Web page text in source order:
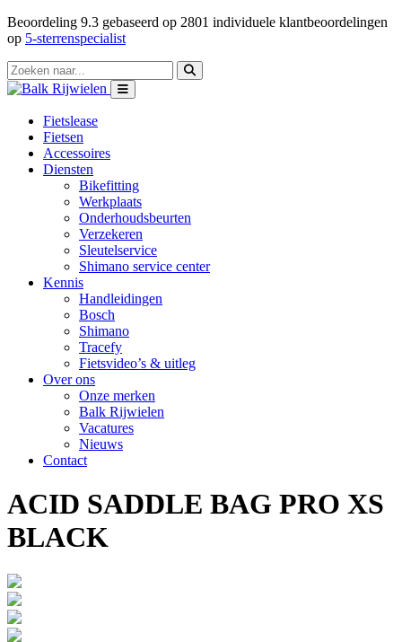
Beoordeling 9.3 gebaseerd op 2801 individuele klantbeoordelingen
op 5-sterrenspecialist
Fietslease
Fietsen
Accessoires
Diensten
Bikefitting
Werkplaats
Onderhoudsbeurten
Verzekeren
Sleutelservice
Shimano service center
Kennis
Handleidingen
Bosch
Shimano
Tracefy
Fietsvideo’s & uitleg
Over ons
Onze merken
Balk Rijwielen
Vacatures
Nieuws
Contact
ACID SADDLE BAG PRO XS
BLACK